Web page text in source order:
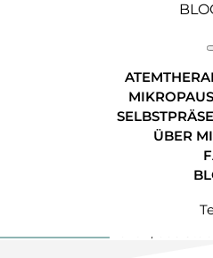
ÜBER
Traumland
2024, aktualisiert am 12.